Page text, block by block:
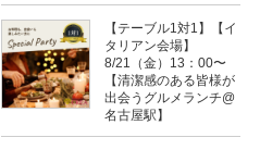
【テーブル1対1】【イ
タリアン会場】
8/21（金）13：00〜
【清潔感のある皆様が
出会うグルメランチ@
名古屋駅】